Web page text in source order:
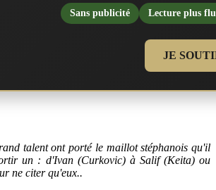
Sans publicité Lecture plus
JE
talent ont porté le maillot stéphanois qu'il
un : d'Ivan (Curkovic) à Salif (Keita) ou
ne citer qu'eux..